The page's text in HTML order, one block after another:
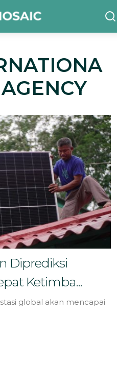
Diprediksi
Ketimba...
global akan mencapai